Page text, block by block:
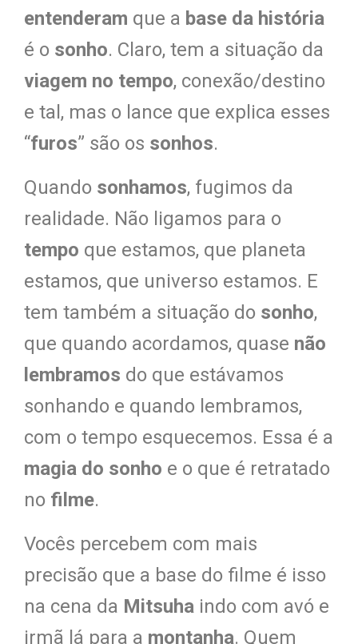
entenderam que a base da história
é o sonho. Claro, tem a situação da
viagem no tempo, conexão/destino
e tal, mas o lance que explica esses
“furos” são os sonhos.
Quando sonhamos, fugimos da
realidade. Não ligamos para o
tempo que estamos, que planeta
estamos, que universo estamos. E
tem também a situação do sonho,
que quando acordamos, quase não
lembramos do que estávamos
sonhando e quando lembramos,
com o tempo esquecemos. Essa é a
magia do sonho e o que é retratado
no filme.
Vocês percebem com mais
precisão que a base do filme é isso
na cena da Mitsuha indo com avó e
irmã lá para a montanha. Quem